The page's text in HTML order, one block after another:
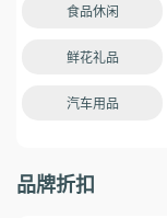
食品休闲
鲜花礼品
汽车用品
品牌折扣